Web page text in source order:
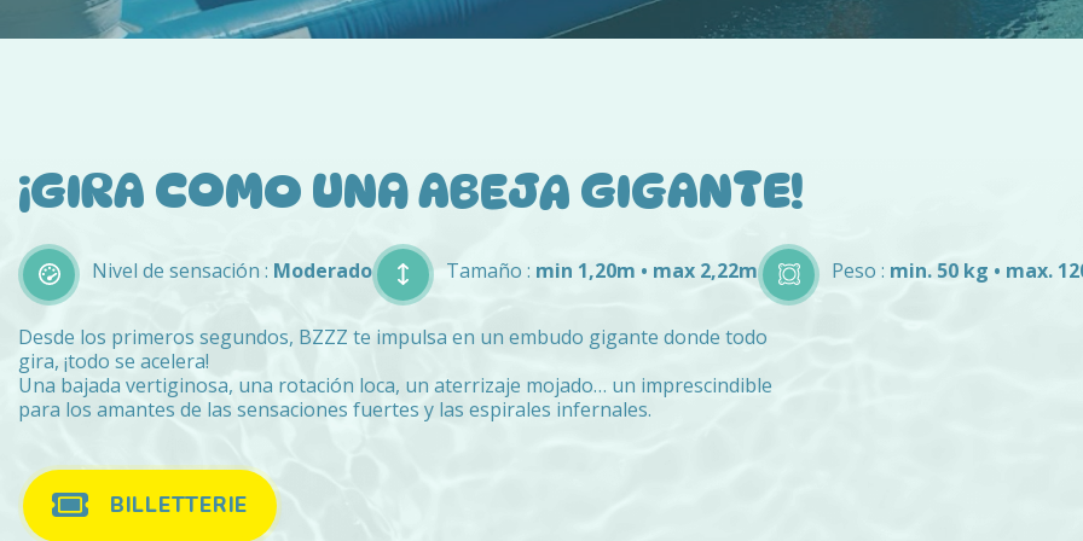
¡GIRA COMO UNA ABEJA GIGANTE!
Nivel de sensación : Moderado Tamaño : min 1,20m • max 2,22m Peso : min. 50 kg • max.
Desde los primeros segundos, BZZZ te impulsa en un embudo gigante donde todo
gira, ¡todo se acelera!
Una bajada vertiginosa, una rotación loca, un aterrizaje mojado… un imprescindible
para los amantes de las sensaciones fuertes y las espirales infernales.
BILLETTERIE